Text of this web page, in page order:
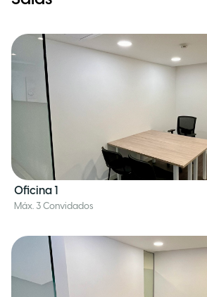
Oficina 1
Máx. 3 Convidados